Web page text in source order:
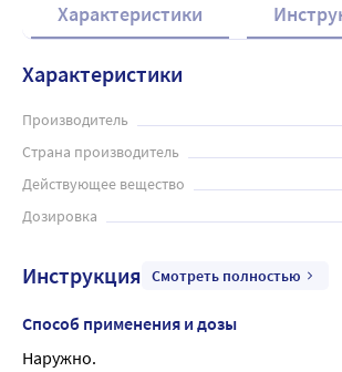
Характеристики
Характеристики
Производитель
Страна производитель
Действующее вещество
Дозировка
Инструкция Смотреть полностью
Способ применения и дозы
Наружно.